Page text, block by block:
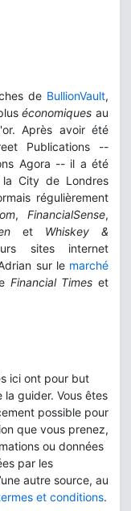
de BullionVault,
économiquesau
Après avoir été
Publications --
Agora -- il a été
City de Londres
régulièrement
,FinancialSense,
et Whiskey &
sites internet
sur le marché
Financial Times et
ici ont pour but
guider. Vous êtes
possible pour
que vous prenez,
ou données
par les
autre source, au
et conditions.